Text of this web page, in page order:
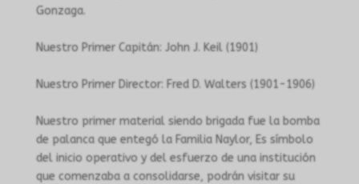
Gonzaga.
Nuestro Primer Capitán: John J. Keil (1901)
Nuestro Primer Director: Fred D. Walters (1901-1906)
Nuestro primer material siendo brigada fue la bomba
de palanca que entegó la Familia Naylor, Es símbolo
del inicio operativo y del esfuerzo de una institución
que comenzaba a consolidarse, podrán visitar su